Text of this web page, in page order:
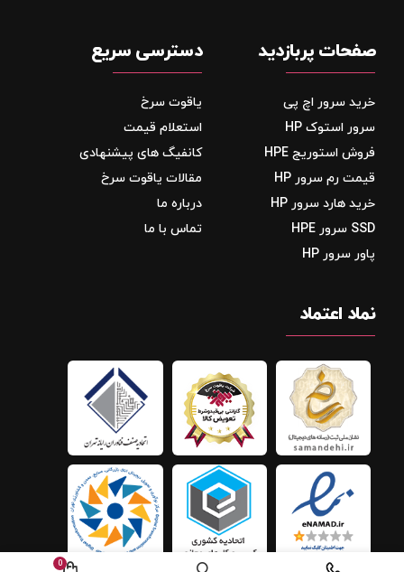
صفحات پربازدید
خرید سرور اچ پی
سرور استوک HP
فروش استوریج‌ HPE
قیمت رم سرور HP
خرید هارد سرور HP
SSD سرور HPE
پاور سرور HP
دسترسی سریع
یاقوت سرخ
استعلام قیمت
کانفیگ های پیشنهادی
مقالات یاقوت سرخ
درباره ما
تماس با ما
نماد اعتماد
0